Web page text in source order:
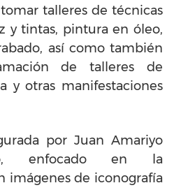
talleres de técnicas
y tintas, pintura en óleo,
así como también
de talleres de
y otras manifestaciones
por Juan Amariyo
enfocado en la
imágenes de iconografía